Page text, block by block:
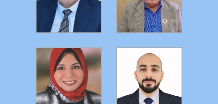
التفاصيل التفاصيل